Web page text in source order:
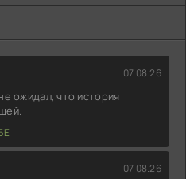
07.08.26
ожидал, что история
07.08.26